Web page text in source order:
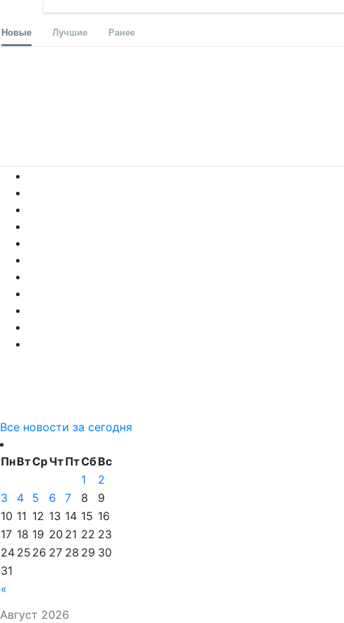
Новые Лучшие Ранее
Все новости за сегодня
Август 2026
ПнВтСрЧтПтСбВс
«
1
2
3
4 5 6 7 8
9
10 11 12 13 14 15 16
17 18 19 20 21 22 23
24 25 26 27 28 29 30
31